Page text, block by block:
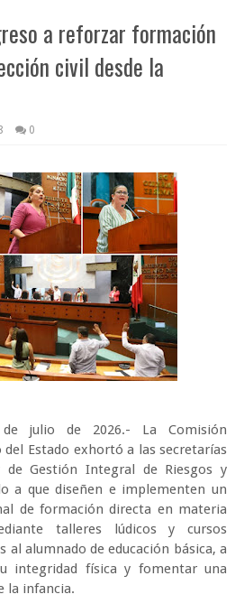
a reforzar formación
civil desde la
0
julio de 2026.- La Comisión
Estado exhortó a las secretarías
de Gestión Integral de Riesgos y
a que diseñen e implementen un
de formación directa en materia
talleres lúdicos y cursos
alumnado de educación básica, a
integridad física y fomentar una
la infancia.